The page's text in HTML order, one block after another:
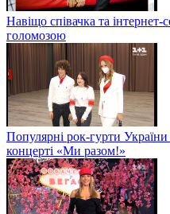
Навіщо співачка та інтернет-
голомозою
Популярні рок-гурти України
концерті «Ми разом!»